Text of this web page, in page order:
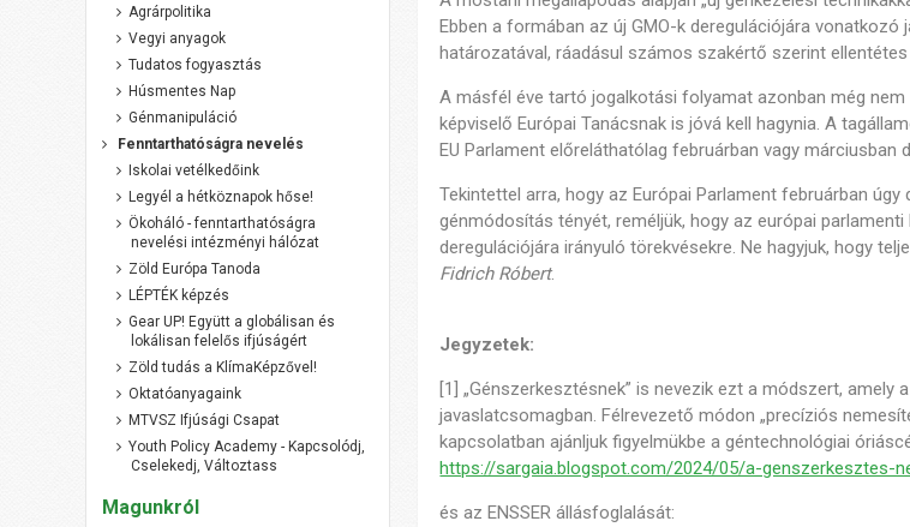
Ebben a formában az új GMO-k deregulációjára
határozatával, ráadásul számos szakértő szerint
A másfél éve tartó jogalkotási folyamat azonban még
képviselő Európai Tanácsnak is jóvá kell hagynia. A
EU Parlament előreláthatólag februárban vagy márciusban
Tekintettel arra, hogy az Európai Parlament februárban
génmódosítás tényét, reméljük, hogy az európai
deregulációjára irányuló törekvésekre. Ne hagyjuk, hogy
Fidrich Róbert.
Jegyzetek:
[1] „Génszerkesztésnek” is nevezik ezt a módszert,
javaslatcsomagban. Félrevezető módon „precíziós
kapcsolatban ajánljuk figyelmükbe a géntechnológiai
https://sargaia.blogspot.com/2024/05/a-genszerkesztes-
és az ENSSER állásfoglalását:
Agrárpolitika
Vegyi anyagok
Tudatos fogyasztás
Húsmentes Nap
Génmanipuláció
Fenntarthatóságra nevelés
Iskolai vetélkedőink
Legyél a hétköznapok hőse!
Ökoháló - fenntarthatóságra
nevelési intézményi hálózat
Zöld Európa Tanoda
LÉPTÉK képzés
Gear UP! Együtt a globálisan és
lokálisan felelős ifjúságért
Zöld tudás a KlímaKépzővel!
Oktatóanyagaink
MTVSZ Ifjúsági Csapat
Youth Policy Academy - Kapcsolódj,
Cselekedj, Változtass
Magunkról